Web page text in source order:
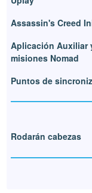
Assassin's Creed
Aplicación Auxiliar
misiones Nomad
Puntos de
Rodarán cabezas